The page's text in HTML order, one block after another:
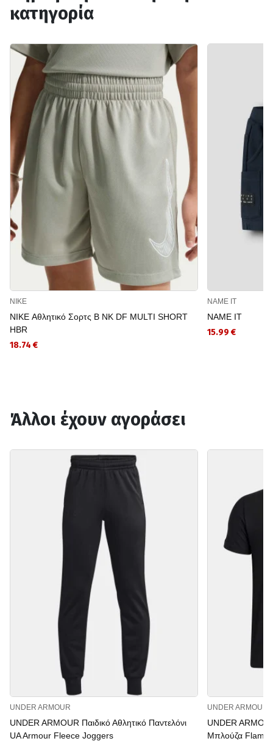
κατηγορία
NIKE
NIKE Αθλητικό Σορτς B NK DF MULTI SHORT
HBR
18.74 €
NAME IT
NAME IT
15.99 €
Άλλοι έχουν αγοράσει
UNDER ARMOUR
UNDER ARMOUR Παιδικό Αθλητικό Παντελόνι
UA Armour Fleece Joggers
UNDER ARMOUR
UNDER
Μπλούζα Flame